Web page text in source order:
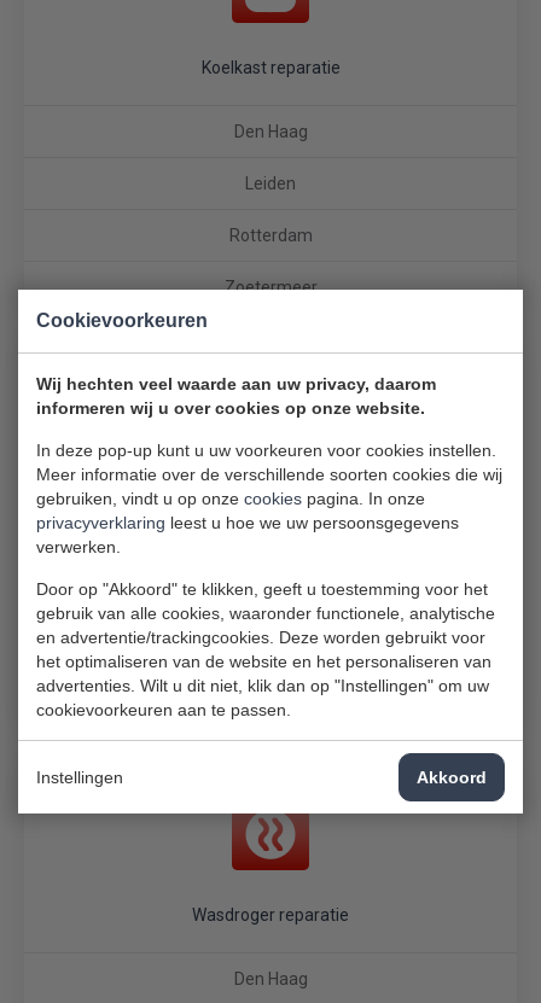
Cookievoorkeuren
Wij hechten veel waarde aan uw privacy, daarom
informeren wij u over cookies op onze website.
In deze pop-up kunt u uw voorkeuren voor cookies instellen.
Meer informatie over de verschillende soorten cookies die wij
gebruiken, vindt u op onze cookies pagina. In onze
privacyverklaring leest u hoe we uw persoonsgegevens
verwerken.
Door op "Akkoord" te klikken, geeft u toestemming voor het
gebruik van alle cookies, waaronder functionele, analytische
en advertentie/trackingcookies. Deze worden gebruikt voor
het optimaliseren van de website en het personaliseren van
advertenties. Wilt u dit niet, klik dan op "Instellingen" om uw
cookievoorkeuren aan te passen.
Instellingen Akkoord
Koelkast reparatie
Den Haag
Leiden
Rotterdam
Zoetermeer
Vaatwasser reparatie
Leiden
Rotterdam
Zoetermeer
Wasdroger reparatie
Den Haag